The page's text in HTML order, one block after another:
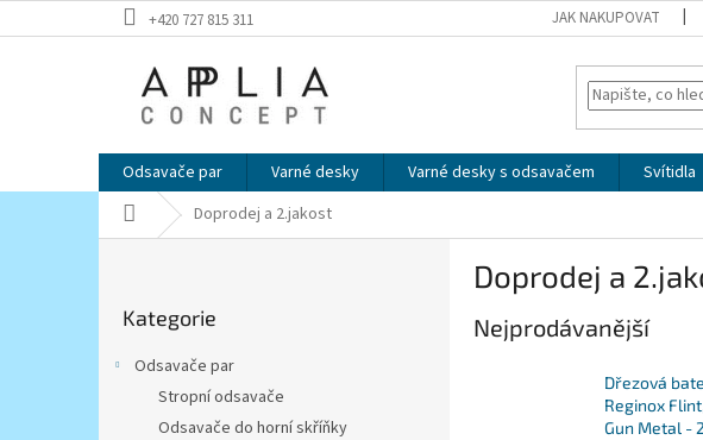
na
+420 727 815 311 JAK NAKUPOVAT
Odsavače par Varné desky Varné desky s odsavačem Svítidla
Domů Doprodej a 2.jakost
kategorie
Kategorie
Odsavače par
Stropní odsavače
Odsavače do horní skříňky
Doprodej a
Nejprodávanější
Dřezová
Reginox
Gun Metal -